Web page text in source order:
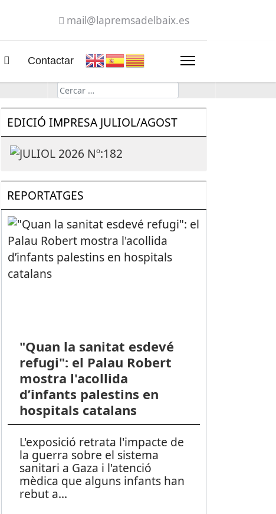
mail@lapremsadelbaix.es
Contactar
Cerca
EDICIÓ IMPRESA JULIOL/AGOST
REPORTATGES
"Quan la sanitat esdevé
refugi": el Palau Robert
mostra l'acollida
d’infants palestins en
hospitals catalans
L'exposició retrata l'impacte de
la guerra sobre el sistema
sanitari a Gaza i l'atenció
mèdica que alguns infants han
rebut a...